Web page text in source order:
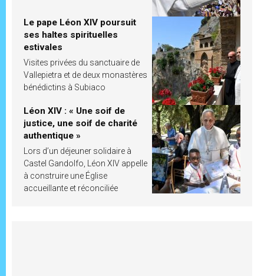
Le pape Léon XIV poursuit
ses haltes spirituelles
estivales
Visites privées du sanctuaire de
Vallepietra et de deux monastères
bénédictins à Subiaco
Léon XIV : « Une soif de
justice, une soif de charité
authentique »
Lors d’un déjeuner solidaire à
Castel Gandolfo, Léon XIV appelle
à construire une Église
accueillante et réconciliée